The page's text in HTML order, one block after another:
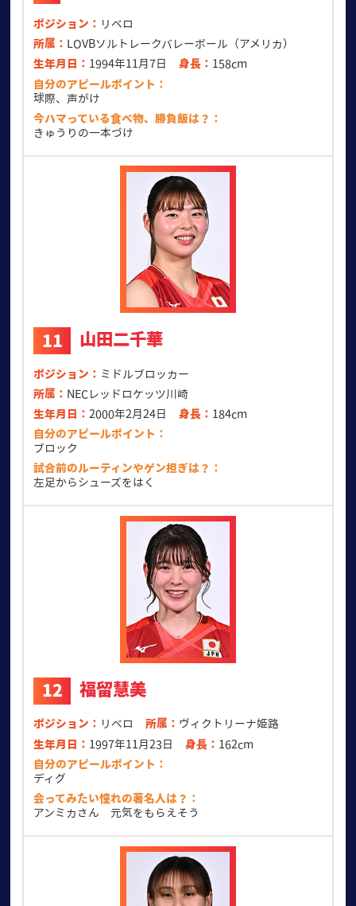
ポジション
リベロ
所属
LOVBソルトレークバレーボール（アメリカ）
生年月日
1994年11月7日 身長
158cm
自分のアピールポイント
球際、声がけ
今ハマっている食べ物、勝負飯は？
きゅうりの一本づけ
11 山田二千華
ポジション
ミドルブロッカー
所属
NECレッドロケッツ川崎
生年月日
2000年2月24日 身長
184cm
自分のアピールポイント
ブロック
試合前のルーティンやゲン担ぎは？
左足からシューズをはく
12 福留慧美
ポジション リベロ 所属
ヴィクトリーナ姫路
生年月日
1997年11月23日 身長
162cm
自分のアピールポイント
ディグ
会ってみたい憧れの著名人は？
アンミカさん 元気をもらえそう